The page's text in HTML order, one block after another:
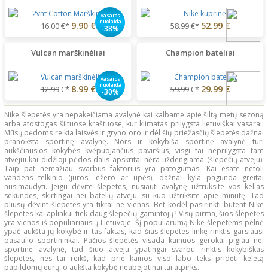
Vasaros
nuolaida
-38%
16.00€* 9.90 € 58.99€* 52.99 €
Vulcan marškinėliai
Vasaros
nuolaida
-30%
12.99€* 8.99 €
Champion bateliai
59.99€* 29.99 €
Nike šlepetės yra nepakeičiama avalynė kai kalbame apie šiltą metų sezoną
arba atostogas šiltuose kraštuose, kur klimatas prilygsta lietuviškai vasarai.
Mūsų pėdoms reikia laisvės ir gryno oro ir dėl šių priežasčių šlepetės dažnai
pranoksta sportinę avalynę. Nors ir kokybiša sportinė avalynė turi
aukščiausios kokybės kvėpuojančius paviršius, visgi tai neprilygsta tam
atvejui kai didžioji pėdos dalis apskritai nėra uždengiama (šlepečių atveju).
Taip pat nemažiau svarbus faktorius yra patogumas. Kai esate netoli
vandens telkinio (jūros, ežero ar upės), dažnai kyla pagunda greitai
nusimaudyti. Jeigu dėvite šlepetes, nusiauti avalynę užtruksite vos kelias
sekundes, skirtingai nei batelių atveju, su kuo užtriksite apie minutę. Tad
pliusų dėvint šlepetes yra tikrai ne vienas. Bet kodėl pasirinkti būtent Nike
šlepetes kai aplinkui tiek daug šlepečių gamintojų? Visų pirma, šios šlepetės
yra vienos iš populiariausių Lietuvoje. Šį populiarumą Nike šlepetėms pelnė
ypač aukšta jų kokybė ir tas faktas, kad šias šlepetes linkę rinktis garsiausi
pasaulio sportininkai. Pačios šlepetės visada kainuos gerokai pigiau nei
sportinė avalynė, tad šiuo atveju ypatingai svarbu rinktis kokybiškas
šlepetes, nes tai reikš, kad prie kainos viso labo teks pridėti keletą
papildomų eurų, o aukšta kokybė neabejotinai tai atpirks.